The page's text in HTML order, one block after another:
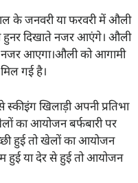
के जनवरी या फरवरी में औली
हुनर दिखाते नजर आएंगे। औली
नजर आएगा।औली को आगामी
मिल गई है।
खिलाड़ी अपनी प्रतिभा
का आयोजन बर्फबारी पर
हुई तो खेलों का आयोजन
हुई या देर से हुई तो आयोजन